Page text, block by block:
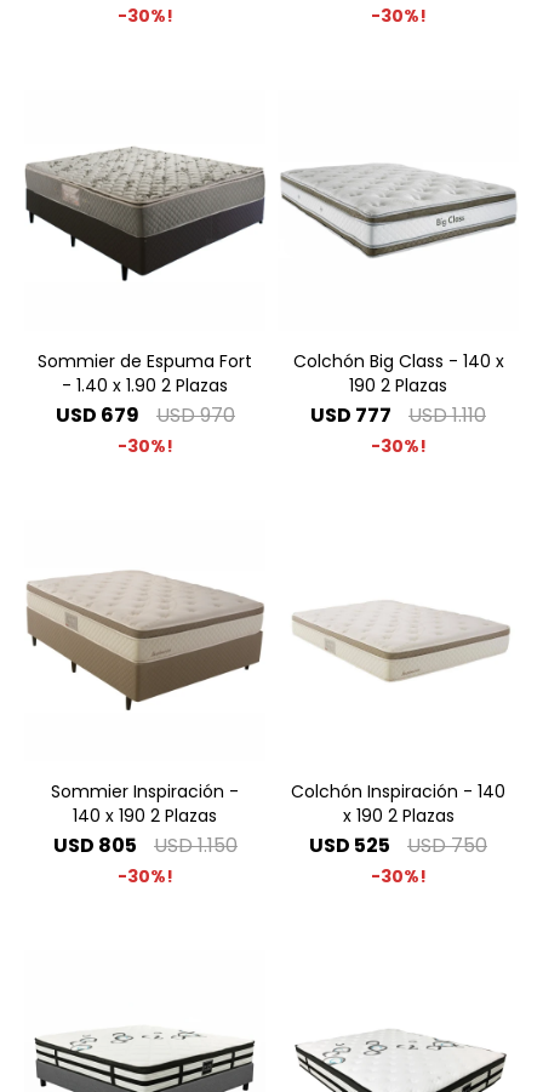
30 30
Sommier de Espuma Fort
- 1.40 x 1.90 2 Plazas
USD 679 USD970
30
Colchón Big Class - 140 x
190 2 Plazas
USD 777 USD1.110
30
Sommier Inspiración -
140 x 190 2 Plazas
USD 805 USD1.150
30
Colchón Inspiración - 140
x 190 2 Plazas
USD 525 USD750
30